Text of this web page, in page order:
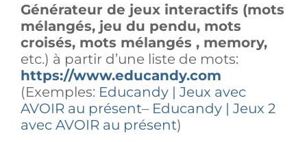
Générateur de jeux interactifs (mots
mélangés, jeu du pendu, mots
croisés, mots mélangés , memory,
etc.) à partir d’une liste de mots:
https://www.educandy.com
(Exemples: Educandy | Jeux avec
AVOIR au présent– Educandy | Jeux 2
avec AVOIR au présent)